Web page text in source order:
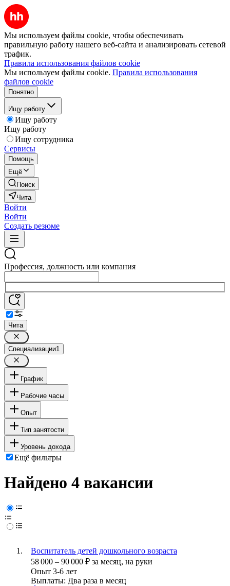
Мы используем файлы cookie, чтобы обеспечивать
правильную работу нашего веб-сайта и анализировать сетевой
трафик.
Правила использования файлов cookie
Мы используем файлы cookie. Правила использования
файлов cookie
Понятно
Ищу работу
Ищу работу
Ищу работу
Ищу сотрудника
Сервисы
Помощь
Ещё
Поиск
Чита
Войти
Войти
Создать резюме
Профессия, должность или компания
Чита
Специализации1
График
Рабочие часы
Опыт
Тип занятости
Уровень дохода
Ещё фильтры
Найдено 4 вакансии
Воспитатель детей дошкольного возраста
58 000 – 90 000 ₽ за месяц, на руки
Опыт 3-6 лет
Выплаты: Два раза в месяц